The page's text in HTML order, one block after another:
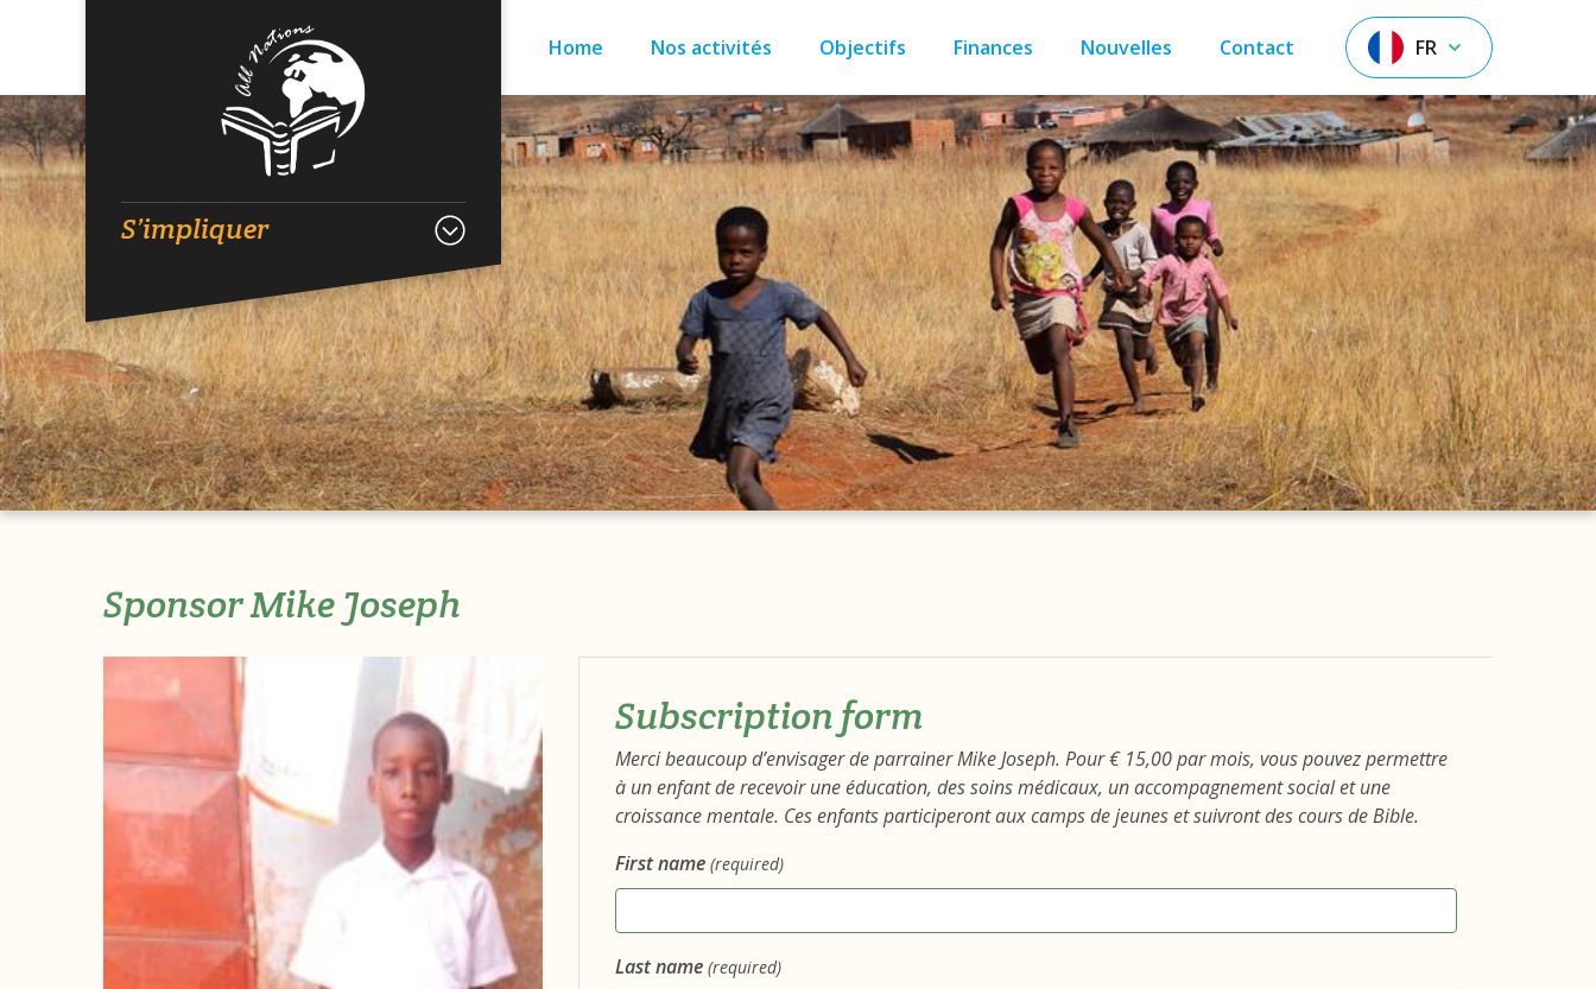
S’impliquer
Home Nos activités Objectifs Finances Nouvelles Contact FR
Sponsor Mike Joseph
Subscription form
Merci beaucoup d’envisager de parrainer Mike Joseph. Pour € 15,00 par mois, vous pouvez permettre
à un enfant de recevoir une éducation, des soins médicaux, un accompagnement social et une
croissance mentale. Ces enfants participeront aux camps de jeunes et suivront des cours de Bible.
First name (required)
Last name (required)